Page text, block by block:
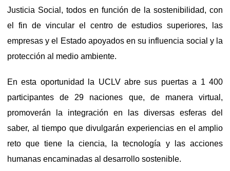
Justicia Social, todos en función de la sostenibilidad, con
el fin de vincular el centro de estudios superiores, las
empresas y el Estado apoyados en su influencia social y la
protección al medio ambiente.
En esta oportunidad la UCLV abre sus puertas a 1 400
participantes de 29 naciones que, de manera virtual,
promoverán la integración en las diversas esferas del
saber, al tiempo que divulgarán experiencias en el amplio
reto que tiene la ciencia, la tecnología y las acciones
humanas encaminadas al desarrollo sostenible.